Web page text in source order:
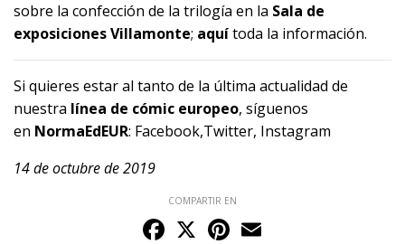
sobre la confección de la trilogía en la Sala de
exposiciones Villamonte; aquítoda la información.
Si quieres estar al tanto de la última actualidad de
nuestra línea de cómic europeo, síguenos
en NormaEdEUR: Facebook,Twitter, Instagram
14 de octubre de 2019
COMPARTIR EN
Facebook
X Pinterest